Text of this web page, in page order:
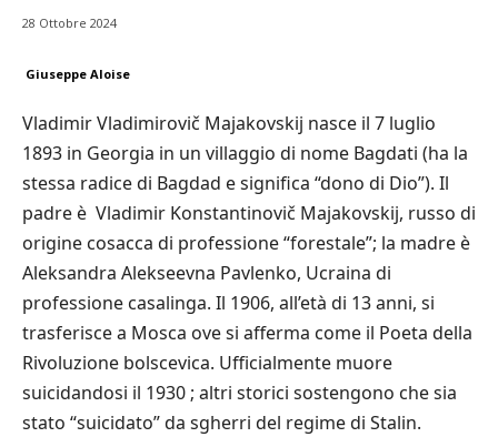
28 Ottobre 2024
Giuseppe Aloise
Vladimir Vladimirovič Majakovskij nasce il 7 luglio
1893 in Georgia in un villaggio di nome Bagdati (ha la
stessa radice di Bagdad e significa “dono di Dio”). Il
padre è Vladimir Konstantinovič Majakovskij, russo di
origine cosacca di professione “forestale”; la madre è
Aleksandra Alekseevna Pavlenko, Ucraina di
professione casalinga. Il 1906, all’età di 13 anni, si
trasferisce a Mosca ove si afferma come il Poeta della
Rivoluzione bolscevica. Ufficialmente muore
suicidandosi il 1930 ; altri storici sostengono che sia
stato “suicidato” da sgherri del regime di Stalin.